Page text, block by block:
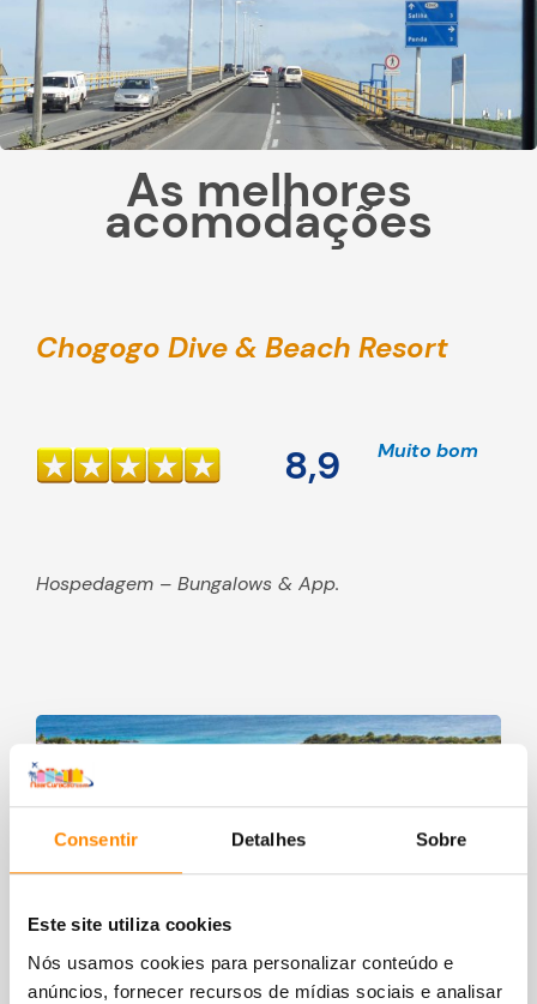
Consentir Detalhes Sobre
Este site utiliza cookies
Nós usamos cookies para personalizar conteúdo e
anúncios, fornecer recursos de mídias sociais e analisar
As melhores
acomodações
Chogogo Dive & Beach Resort
8,9 Muito bom
Hospedagem – Bungalows & App.